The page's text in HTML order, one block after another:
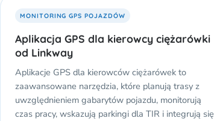
MONITORING GPS POJAZDÓW
Aplikacja GPS dla kierowcy ciężarówki
od Linkway
Aplikacje GPS dla kierowców ciężarówek to
zaawansowane narzędzia, które planują trasy z
uwzględnieniem gabarytów pojazdu, monitorują
czas pracy, wskazują parkingi dla TIR i integrują się